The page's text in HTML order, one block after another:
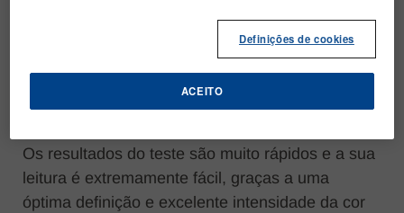
A linha de produtos Clip Test Plus, testes de
gravidez, coloca nas suas mãos a possibilidade
de dar uma resposta rápida, fiável e
verdadeiramente profissional a perguntas que o
exigem!
Os resultados do teste são muito rápidos e a sua
leitura é extremamente fácil, graças a uma
óptima definição e excelente intensidade da cor
Definições de cookies
ACEITO